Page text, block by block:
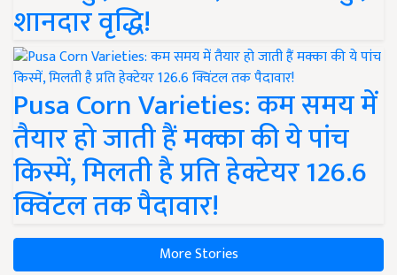
शानदार वृद्धि!
Pusa Corn Varieties: कम समय में
तैयार हो जाती हैं मक्का की ये पांच
किस्में, मिलती है प्रति हेक्टेयर 126.6
क्विंटल तक पैदावार!
More Stories